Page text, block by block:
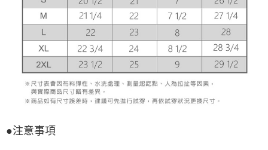
●注意事項